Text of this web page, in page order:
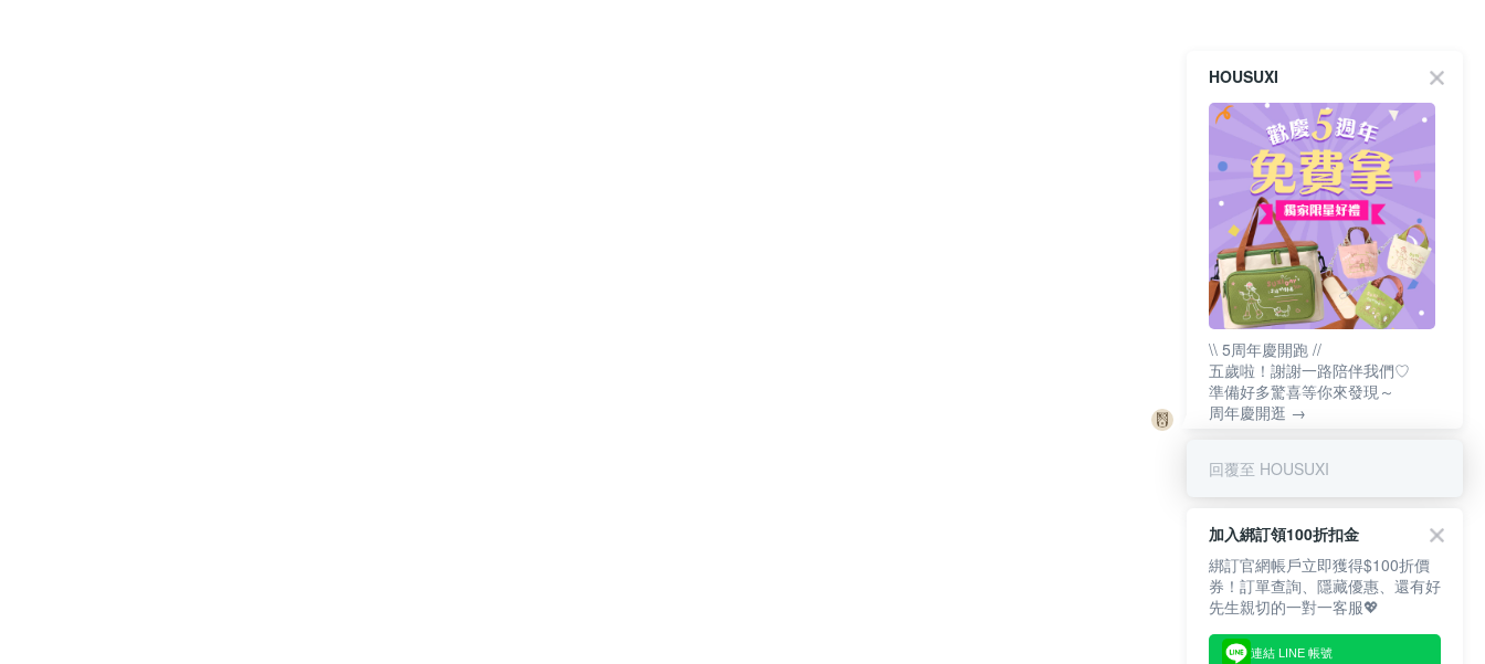
HOUSUXI
\\ 5周年慶開跑 //
五歲啦！謝謝一路陪伴我們♡
準備好多驚喜等你來發現～
周年慶開逛 →
回覆至 HOUSUXI
加入綁訂領100折扣金
綁訂官網帳戶立即獲得$100折價
券！訂單查詢、隱藏優惠、還有好
先生親切的一對一客服💖
連結 LINE 帳號